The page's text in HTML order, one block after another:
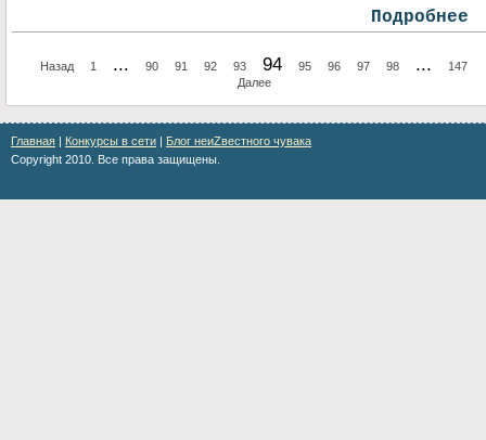
Подробнее
Назад 1 ... 90 91 92 93 94 95 96 97 98 ...
147
Далее
Главная | Конкурсы в сети | Блог неиZвестного чувака
Copyright 2010. Все права защищены.